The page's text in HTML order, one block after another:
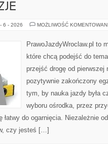
6 - 2026 MOŻLIWOŚĆ
PrawoJazdyWroclaw.pl to
które chcą podejść do
przejść drogę od pierwszej
pozytywnie zakończony
tym, by nauka jazdy była
wyboru ośrodka, przez
do ogarnięcia. Niezależnie
czy jesteś […]